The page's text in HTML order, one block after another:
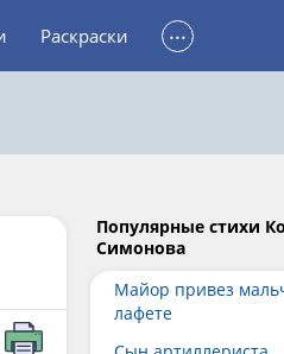
Раскраски ...
Популярные стихи
Симонова
Майор привез
лафете